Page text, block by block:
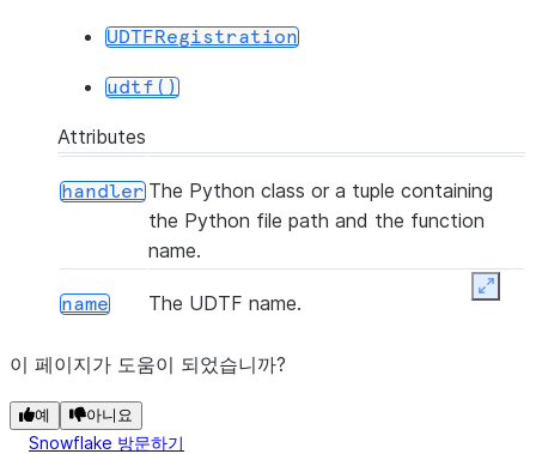
UDTFRegistration
udtf()
Attributes
handler The Python class or a tuple containing
the Python file path and the function
name.
name The UDTF name.
이 페이지가 도움이 되었습니까?
예 아니요
Snowflake 방문하기